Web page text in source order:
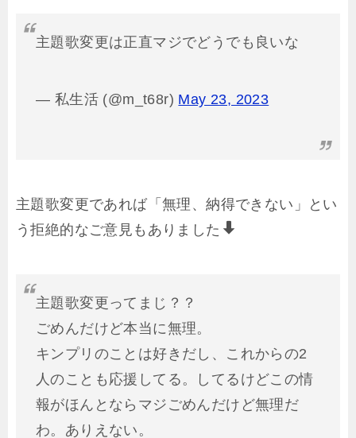
主題歌変更は正直マジでどうでも良いな
— 私生活 (@m_t68r) May 23, 2023
主題歌変更であれば「無理、納得できない」とい
う拒絶的なご意見もありました
主題歌変更ってまじ？？
ごめんだけど本当に無理。
キンプリのことは好きだし、これからの2
人のことも応援してる。してるけどこの情
報がほんとならマジごめんだけど無理だ
わ。ありえない。